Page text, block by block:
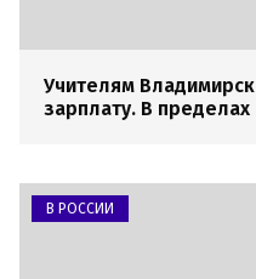
Учителям
зарплату. В
В РОССИИ